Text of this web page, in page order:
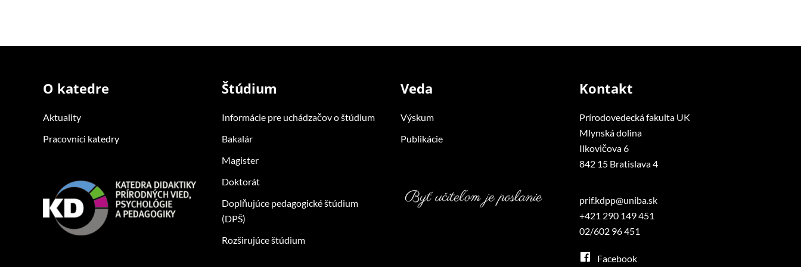
O katedre
Aktuality
Pracovníci katedry
Štúdium
Informácie pre uchádzačov o štúdium
Bakalár
Magister
Doktorát
Doplňujúce pedagogické štúdium
(DPŠ)
Rozširujúce štúdium
Veda
Výskum
Publikácie
Kontakt
Prírodovedecká fakulta UK
Mlynská dolina
Ilkovičova 6
842 15 Bratislava 4
prif.kdpp@uniba.sk
+421 290 149 451
02/602 96 451
Facebook